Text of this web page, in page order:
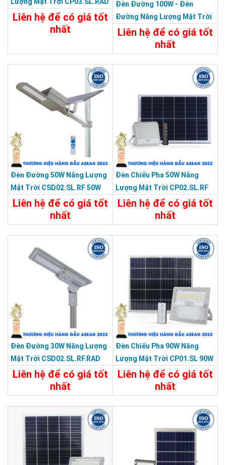
200W.V2
Liên hệ để có giá tốt
nhất
Đèn Đường 100W - Đèn
Đường Năng Lượng Mặt Trời
100W CSD02.SL 100W
Liên hệ để có giá tốt
nhất
19.487.100đ
Đặt Mua
Đèn Đường 50W Năng Lượng
Mặt Trời CSD02.SL.RF 50W
Liên hệ để có giá tốt
nhất
Đèn Chiếu Pha 50W Năng
Lượng Mặt Trời CP02.SL.RF
50W
Liên hệ để có giá tốt
nhất
Đèn Đường 30W Năng Lượng
Mặt Trời CSD02.SL.RF.RAD
30W
Liên hệ để có giá tốt
nhất
Đèn Chiếu Pha 90W Năng
Lượng Mặt Trời CP01.SL 90W
Liên hệ để có giá tốt
nhất